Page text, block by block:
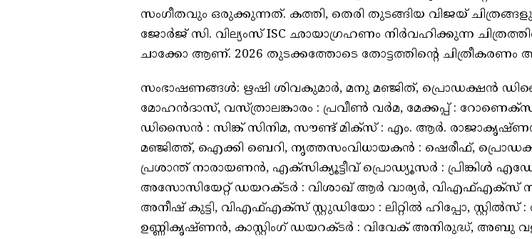
സംഗീതവും ഒരുക്കുന്നത്. കത്തി, തെരി തുടങ്ങിയ വിജയ്
ജോർജ് സി. വില്യംസ് ISC ഛായാഗ്രഹണം നിർവഹിക്കുന്ന
ചാക്കോ ആണ്. 2026 തുടക്കത്തോടെ തോട്ടത്തിന്റെ ചിത്രീകരണം
സംഭാഷണങ്ങൾ: ഋഷി ശിവകുമാർ, മനു മഞ്ജിത്, പ്രൊഡക്ഷൻ
മോഹൻദാസ്, വസ്ത്രാലങ്കാരം : പ്രവീൺ വർമ, മേക്കപ്പ് :
ഡിസൈൻ : സിങ്ക് സിനിമ, സൗണ്ട് മിക്സ് : എം. ആർ.
മഞ്ജിത്ത്, ഐക്കി ബെറി, നൃത്തസംവിധായകൻ : ഷെരീഫ്,
പ്രശാന്ത് നാരായണൻ, എക്സിക്യൂട്ടീവ് പ്രൊഡ്യൂസർ : പ്രിങ്കിൾ
അസോസിയേറ്റ് ഡയറക്ടർ : വിശാഖ് ആർ വാര്യർ, വിഎഫ്എക്സ്
അനീഷ് കുട്ടി, വിഎഫ്എക്സ് സ്റ്റുഡിയോ : ലിറ്റിൽ ഹിപ്പോ, സ്റ്റിൽസ് :
ഉണ്ണികൃഷ്ണൻ, കാസ്റ്റിംഗ് ഡയറക്ടർ : വിവേക് അനിരുദ്ധ്, അബു